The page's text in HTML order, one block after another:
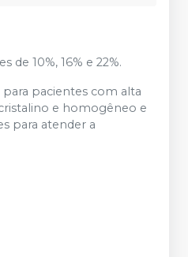
10%, 16% e 22%.
pacientes com alta
e homogêneo e
para atender a